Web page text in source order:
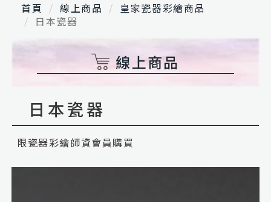
首頁 線上商品
皇家瓷器彩繪商品
日本瓷器
線上商品
日本瓷器
限瓷器彩繪師資會員購買